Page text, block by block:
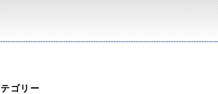
ゴリー